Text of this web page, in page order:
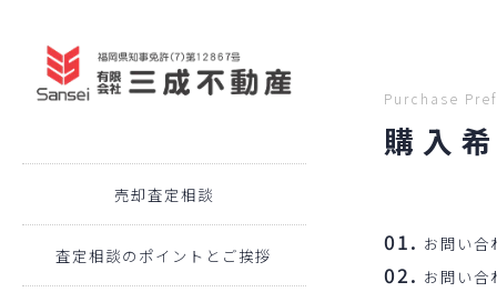
売却査定相談
査定相談のポイントとご挨拶
Purchase
購入
01. お問い合
02. お問い合